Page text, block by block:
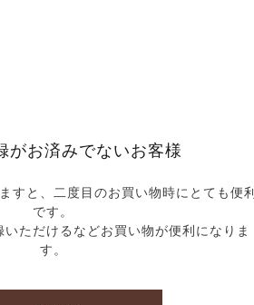
がお済みでないお客様
すと、二度目のお買い物時にとても便利
です。
ただけるなどお買い物が便利になりま
す。